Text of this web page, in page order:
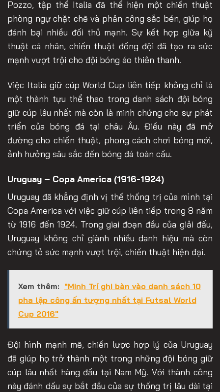
Pozzo, tập thể Italia đã thể hiện một chiến thuật
phòng ngự chặt chẽ và phản công sắc bén, giúp họ
đánh bại nhiều đối thủ mạnh. Sự kết hợp giữa kỹ
thuật cá nhân, chiến thuật đồng đội đã tạo ra sức
mạnh vượt trội cho đội bóng áo thiên thanh.
Việc Italia giữ cúp World Cup liên tiếp không chỉ là
một thành tựu thể thao trong danh sách đội bóng
giữ cúp lâu nhất mà còn là minh chứng cho sự phát
triển của bóng đá tại châu Âu. Điều này đã mở
đường cho chiến thuật, phong cách chơi bóng mới,
ảnh hưởng sâu sắc đến bóng đá toàn cầu.
Uruguay – Copa America (1916-1924)
Uruguay đã khẳng định vị thế thống trị của mình tại
Copa America với việc giữ cúp liên tiếp trong 8 năm
từ 1916 đến 1924. Trong giai đoạn đầu của giải đấu,
Uruguay không chỉ giành nhiều danh hiệu mà còn
chứng tỏ sức mạnh vượt trội, chiến thuật hiện đại.
Xem thêm: "Minh Trí ghi bàn vào danh sách 10
pha lập công ấn tượng nhất tại Futsal World
Cup 2016"
Đội hình mạnh mẽ, chiến lược hợp lý của Uruguay
đã giúp họ trở thành một trong những đội bóng giữ
cúp lâu nhất hàng đầu tại Nam Mỹ. Với thành công
này đánh dấu sự bắt đầu của sự thống trị lâu dài tại